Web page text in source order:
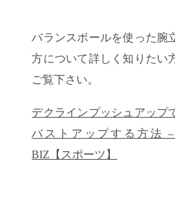
バランスボールを使った腕
方について詳しく知りたい
ご覧下さい。
デクラインプッシュアップ
バストアップする方法
BIZ【スポーツ】